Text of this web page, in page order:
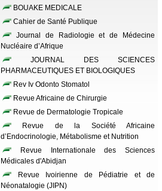
BOUAKE MEDICALE
Cahier de Santé Publique
Journal de Radiologie et de Médecine
Nucléaire d’Afrique
JOURNAL DES SCIENCES
PHARMACEUTIQUES ET BIOLOGIQUES
Rev Iv Odonto Stomatol
Revue Africaine de Chirurgie
Revue de Dermatologie Tropicale
Revue de la Société Africaine
d’Endocrinologie, Métabolisme et Nutrition
Revue Internationale des Sciences
Médicales d'Abidjan
Revue Ivoirienne de Pédiatrie et de
Néonatalogie (JIPN)